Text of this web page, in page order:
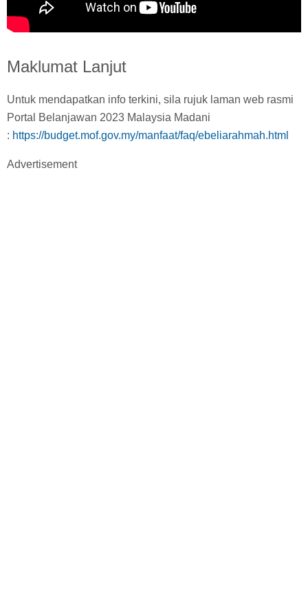
Maklumat Lanjut
Untuk mendapatkan info terkini, sila rujuk laman web rasmi
Portal Belanjawan 2023 Malaysia Madani
: https://budget.mof.gov.my/manfaat/faq/ebeliarahmah.html
Advertisement